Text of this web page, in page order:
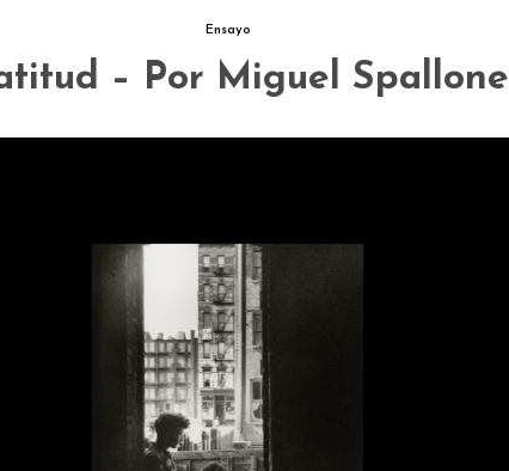
Ensayo
– Por Miguel Spallone